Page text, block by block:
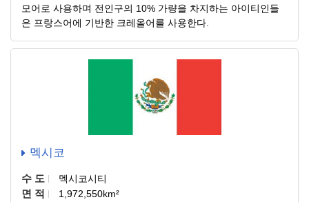
모어로 사용하며 전인구의 10% 가량을 차지하는 아이티인들
은 프랑스어에 기반한 크레올어를 사용한다.
멕시코
수 도 멕시코시티
면 적 1,972,550km²